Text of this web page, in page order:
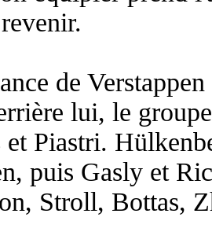
de
lui, le
et Piastri.
puis Gasly et
Stroll, Bottas,